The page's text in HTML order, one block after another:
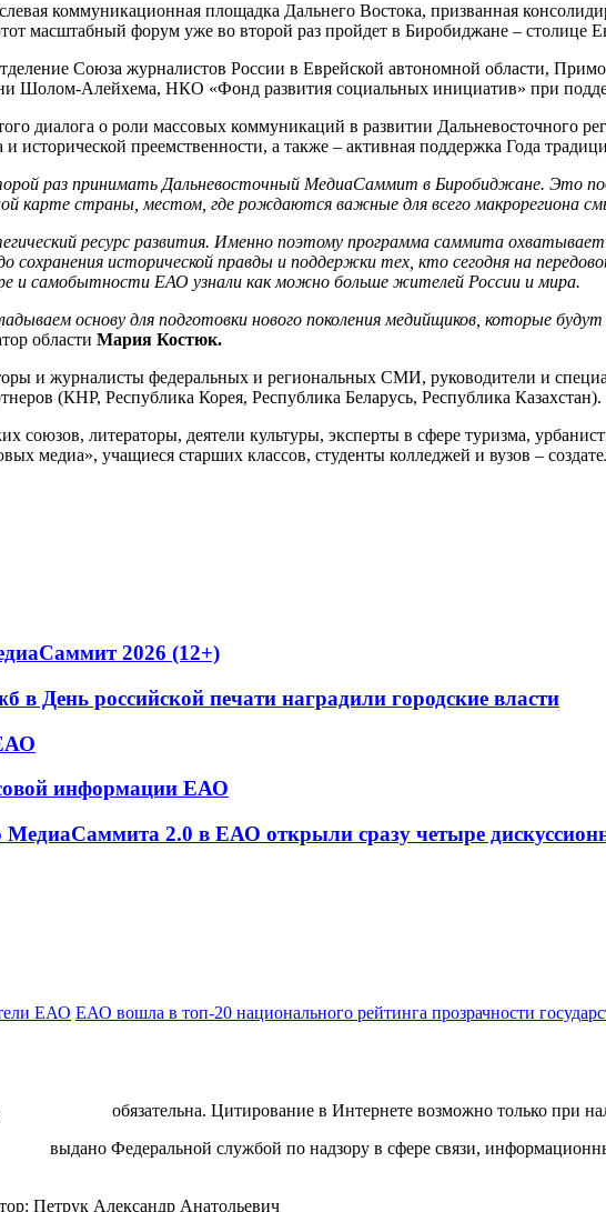
коммуникационная площадка Дальнего Востока, призванная
масштабный форум уже во второй раз пройдет в Биробиджане – столице
Союза журналистов России в Еврейской автономной области,
Шолом-Алейхема, НКО «Фонд развития социальных инициатив» при
диалога о роли массовых коммуникаций в развитии Дальневосточного
исторической преемственности, а также – активная поддержка Года
раз принимать Дальневосточный МедиаСаммит в Биробиджане. Это
карте страны, местом, где рождаются важные для всего макрорегиона
ресурс развития. Именно поэтому программа саммита
исторической правды и поддержки тех, кто сегодня на
и самобытности ЕАО узнали как можно больше жителей России и мира.
основу для подготовки нового поколения медийщиков, которые
области Мария Костюк.
и журналисты федеральных и региональных СМИ, руководители и
(КНР, Республика Корея, Республика Беларусь, Республика Казахстан).
союзов, литераторы, деятели культуры, эксперты в сфере туризма,
медиа», учащиеся старших классов, студенты колледжей и вузов –
2026 (12+)
в День российской печати наградили городские власти
информации ЕАО
МедиаСаммита 2.0 в ЕАО открыли сразу четыре
ЕАО ЕАО вошла в топ-20 национального рейтинга прозрачности
обязательна. Цитирование в Интернете возможно только при
выдано Федеральной службой по надзору в сфере связи,
Петрук Александр Анатольевич